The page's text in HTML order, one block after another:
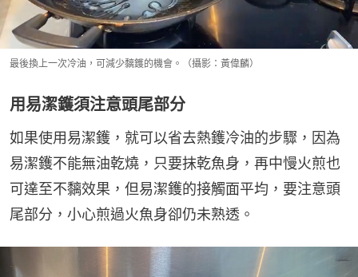
最後換上一次冷油，可減少黐鑊的機會。（攝影：黃偉麟）
用易潔鑊須注意頭尾部分
如果使用易潔鑊，就可以省去熱鑊冷油的步驟，因為
易潔鑊不能無油乾燒，只要抹乾魚身，再中慢火煎也
可達至不黐效果，但易潔鑊的接觸面平均，要注意頭
尾部分，小心煎過火魚身卻仍未熟透。